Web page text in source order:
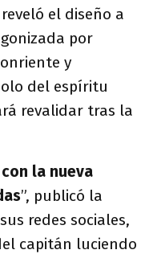
el diseño a
por
y
del espíritu
revalidar tras la
la nueva
”, publicó la
redes sociales,
capitán luciendo